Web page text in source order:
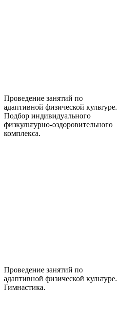
Проведение занятий по
адаптивной физической культуре.
Подбор индивидуального
физкультурно-оздоровительного
комплекса.
Проведение занятий по
адаптивной физической культуре.
Гимнастика.